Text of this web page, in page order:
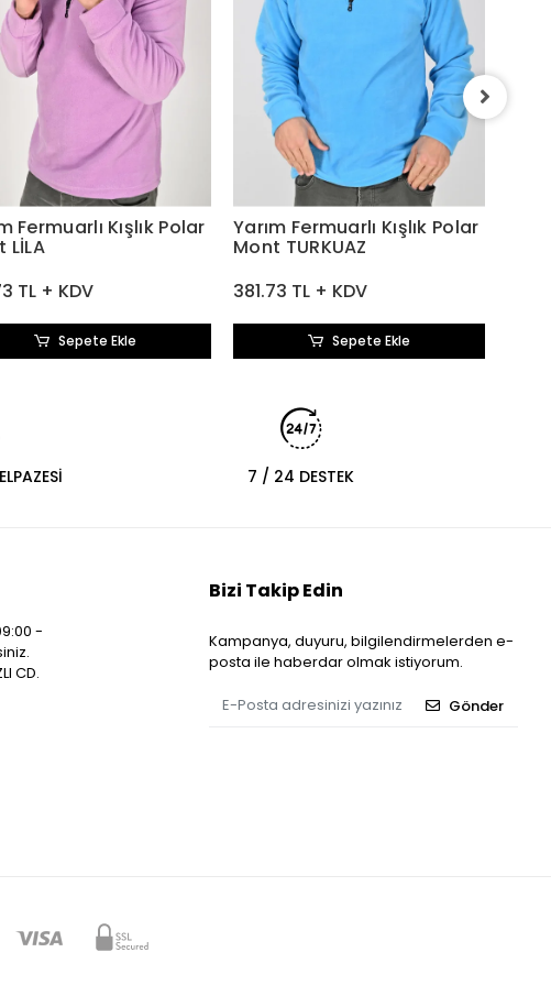
Fermuarlı Kışlık Polar
LİLA
TL + KDV
Sepete Ekle
Yarım Fermuarlı Kışlık Polar
Mont TURKUAZ
381.73 TL + KDV
Sepete Ekle
7 / 24 DESTEK
-
CD.
Bizi Takip Edin
Kampanya, duyuru, bilgilendirmelerden e-
posta ile haberdar olmak istiyorum.
Gönder